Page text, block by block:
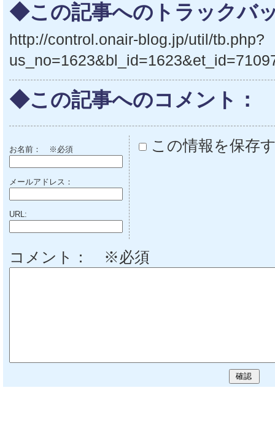
◆この記事へのトラックバ
http://control.onair-blog.jp/util/tb.php?
◆この記事へのコメント：
お名前： ※必須
メールアドレス：
URL:
この情報を保存
コメント： ※必須